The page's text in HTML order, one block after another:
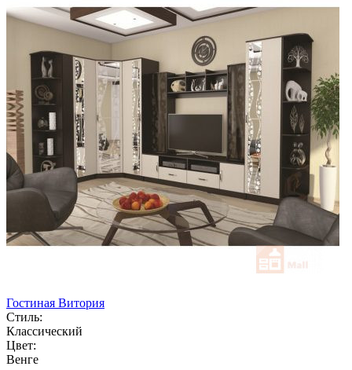
Гостиная Витория
Стиль:
Классический
Цвет:
Венге